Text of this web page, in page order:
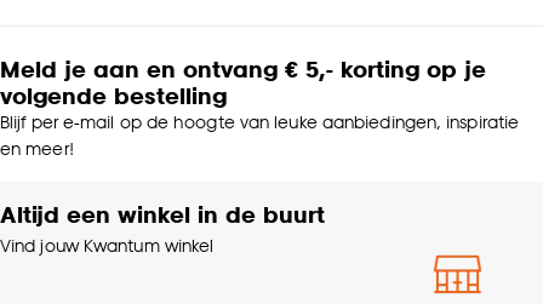
Meld je aan en ontvang € 5,- korting op je
volgende bestelling
Blijf per e-mail op de hoogte van leuke aanbiedingen, inspiratie
en meer!
Altijd een winkel in de buurt
Vind jouw Kwantum winkel